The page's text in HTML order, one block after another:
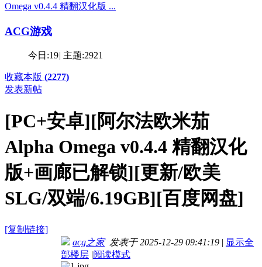
Omega v0.4.4 精翻汉化版 ...
ACG游戏
今日:19| 主题:2921
收藏本版 (2277)
发表新帖
[PC+安卓][阿尔法欧米茄
Alpha Omega v0.4.4 精翻汉化
版+画廊已解锁][更新/欧美
SLG/双端/6.19GB][百度网盘]
[复制链接]
acg之家发表于 2025-12-29 09:41:19 | 显示全
部楼层 |阅读模式